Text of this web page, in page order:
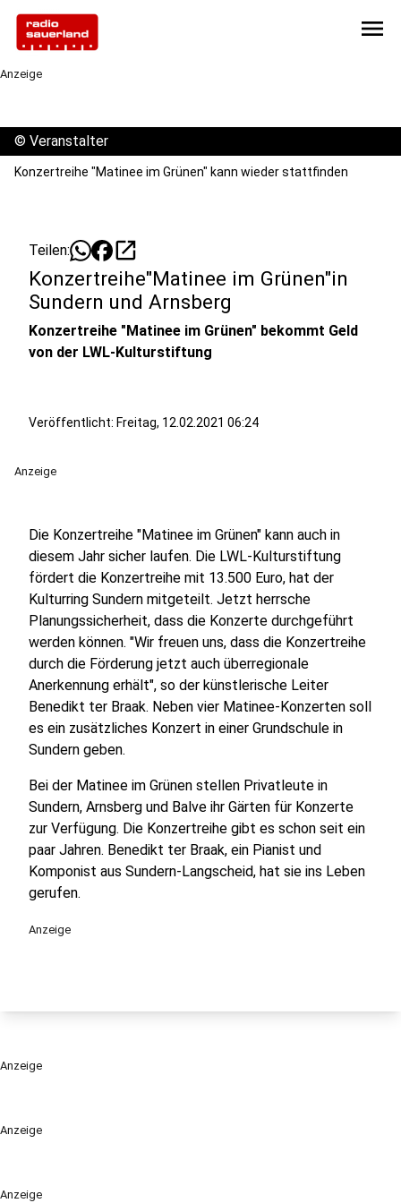
menu
Anzeige
Anzeige
Anzeige
© Veranstalter
Konzertreihe "Matinee im Grünen" kann wieder stattfinden
Teilen: open_in_new
Konzertreihe"Matinee im Grünen"in
Sundern und Arnsberg
Konzertreihe "Matinee im Grünen" bekommt Geld
von der LWL-Kulturstiftung
Veröffentlicht: Freitag, 12.02.2021 06:24
Anzeige
Die Konzertreihe "Matinee im Grünen" kann auch in
diesem Jahr sicher laufen. Die LWL-Kulturstiftung
fördert die Konzertreihe mit 13.500 Euro, hat der
Kulturring Sundern mitgeteilt. Jetzt herrsche
Planungssicherheit, dass die Konzerte durchgeführt
werden können. "Wir freuen uns, dass die Konzertreihe
durch die Förderung jetzt auch überregionale
Anerkennung erhält", so der künstlerische Leiter
Benedikt ter Braak. Neben vier Matinee-Konzerten soll
es ein zusätzliches Konzert in einer Grundschule in
Sundern geben.
Bei der Matinee im Grünen stellen Privatleute in
Sundern, Arnsberg und Balve ihr Gärten für Konzerte
zur Verfügung. Die Konzertreihe gibt es schon seit ein
paar Jahren. Benedikt ter Braak, ein Pianist und
Komponist aus Sundern-Langscheid, hat sie ins Leben
gerufen.
Anzeige
Anzeige